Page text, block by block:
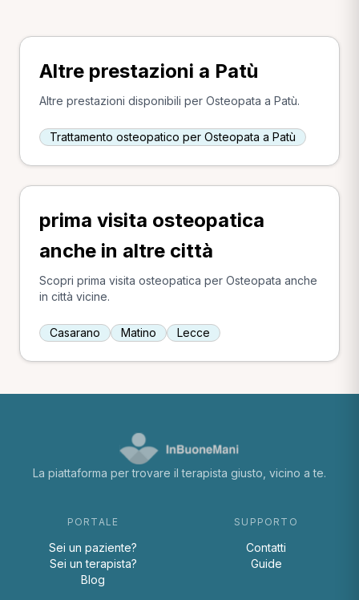
Altre prestazioni a Patù
Altre prestazioni disponibili per Osteopata a Patù.
Trattamento osteopatico per Osteopata a Patù
prima visita osteopatica
anche in altre città
Scopri prima visita osteopatica per Osteopata anche
in città vicine.
Casarano Matino Lecce
La piattaforma per trovare il terapista giusto, vicino a te.
PORTALE
Sei un paziente?
Sei un terapista?
Blog
SUPPORTO
Contatti
Guide